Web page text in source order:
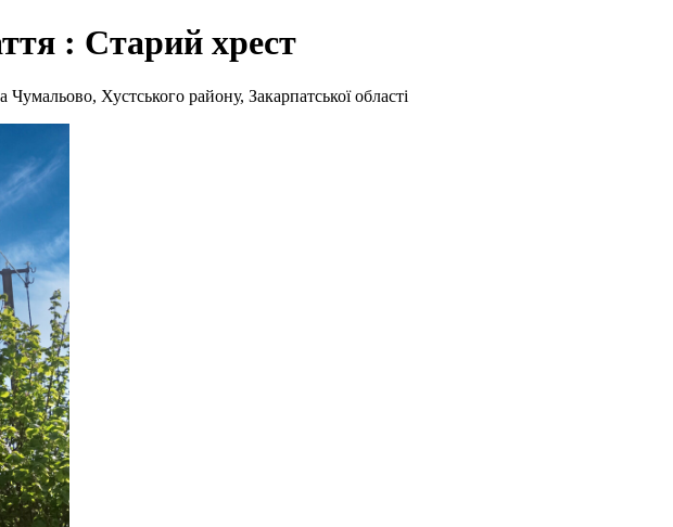
: Старий хрест
Хустського району, Закарпатської області